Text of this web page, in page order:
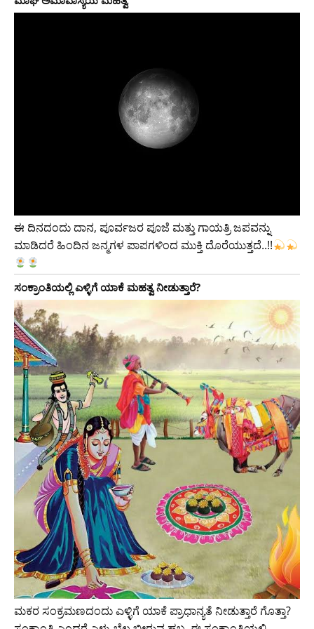
ಈ ದಿನದಂದು ದಾನ, ಪೂರ್ವಜರ ಪೂಜೆ ಮತ್ತು ಗಾಯತ್ರಿ ಜಪವನ್ನು
ಮಾಡಿದರೆ ಹಿಂದಿನ ಜನ್ಮಗಳ ಪಾಪಗಳಿಂದ ಮುಕ್ತಿ ದೊರೆಯುತ್ತದೆ..!!
ಸಂಕ್ರಾಂತಿಯಲ್ಲಿ ಎಳ್ಳಿಗೆ ಯಾಕೆ ಮಹತ್ವ ನೀಡುತ್ತಾರೆ?
ಮಕರ ಸಂಕ್ರಮಣದಂದು ಎಳ್ಳಿಗೆ ಯಾಕೆ ಪ್ರಾಧಾನ್ಯತೆ ನೀಡುತ್ತಾರೆ ಗೊತ್ತಾ?